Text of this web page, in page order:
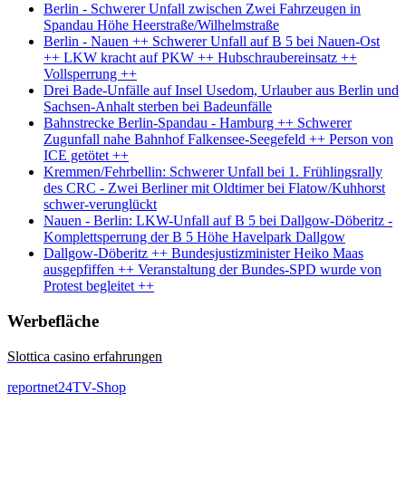
Berlin - Schwerer Unfall zwischen Zwei Fahrzeugen in
Spandau Höhe Heerstraße/Wilhelmstraße
Berlin - Nauen ++ Schwerer Unfall auf B 5 bei Nauen-Ost
++ LKW kracht auf PKW ++ Hubschraubereinsatz ++
Vollsperrung ++
Drei Bade-Unfälle auf Insel Usedom, Urlauber aus Berlin und
Sachsen-Anhalt sterben bei Badeunfälle
Bahnstrecke Berlin-Spandau - Hamburg ++ Schwerer
Zugunfall nahe Bahnhof Falkensee-Seegefeld ++ Person von
ICE getötet ++
Kremmen/Fehrbellin: Schwerer Unfall bei 1. Frühlingsrally
des CRC - Zwei Berliner mit Oldtimer bei Flatow/Kuhhorst
schwer-verunglückt
Nauen - Berlin: LKW-Unfall auf B 5 bei Dallgow-Döberitz -
Komplettsperrung der B 5 Höhe Havelpark Dallgow
Dallgow-Döberitz ++ Bundesjustizminister Heiko Maas
ausgepfiffen ++ Veranstaltung der Bundes-SPD wurde von
Protest begleitet ++
Werbefläche
Slottica casino erfahrungen
reportnet24TV-Shop